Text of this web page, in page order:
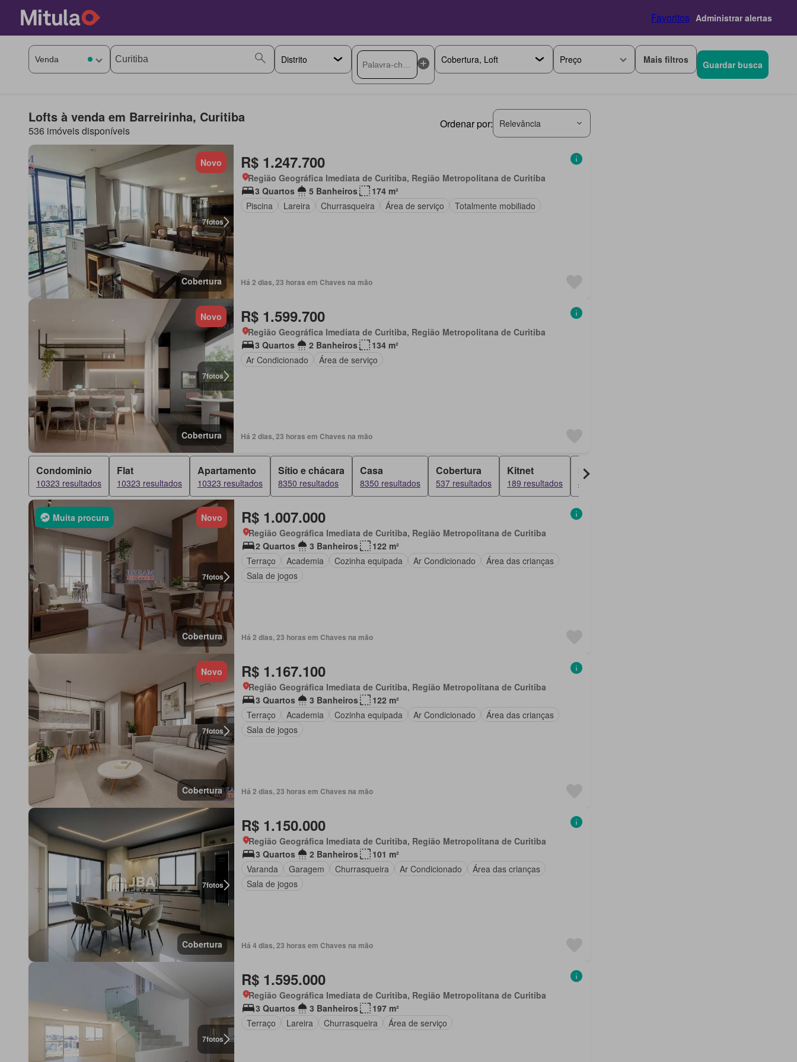
Favoritos Administrar alertas
Preço Mais filtros Guardar busca
Lofts à venda em Barreirinha, Curitiba
536 imóveis disponíveis
Ordenar por: Relevância
7fotos
Novo
Cobertura
R$ 1.247.700
Região Geográfica Imediata de Curitiba, Região Metropolitana de Curitiba
3 Quartos
5 Banheiros
174 m²
Piscina
Lareira Churrasqueira Área de serviço Totalmente mobiliado
Há 2 dias, 23 horas em Chaves na mão
7fotos
Novo
Cobertura
R$ 1.599.700
Região Geográfica Imediata de Curitiba, Região Metropolitana de Curitiba
3 Quartos
2 Banheiros
134 m²
Ar Condicionado
Área de serviço
Há 2 dias, 23 horas em Chaves na mão
Condominio
10323 resultados
Flat
10323 resultados
Apartamento
10323 resultados
Sítio e chácara
8350 resultados
Casa
8350 resultados
Cobertura
537 resultados
Kitnet
189 resultados
Sobrado
48 resultados
7fotos
Muita procura Novo
Cobertura
R$ 1.007.000
Região Geográfica Imediata de Curitiba, Região Metropolitana de Curitiba
2 Quartos
3 Banheiros
122 m²
Terraço
Academia Cozinha equipada Ar Condicionado
Área das crianças
Sala de jogos
Há 2 dias, 23 horas em Chaves na mão
7fotos
Novo
Cobertura
R$ 1.167.100
Região Geográfica Imediata de Curitiba, Região Metropolitana de Curitiba
3 Quartos
3 Banheiros
122 m²
Terraço
Academia Cozinha equipada Ar Condicionado
Área das crianças
Sala de jogos
Há 2 dias, 23 horas em Chaves na mão
7fotos
Cobertura
R$ 1.150.000
Região Geográfica Imediata de Curitiba, Região Metropolitana de Curitiba
3 Quartos
2 Banheiros
101 m²
Varanda
Garagem Churrasqueira Ar Condicionado
Área das crianças
Sala de jogos
Há 4 dias, 23 horas em Chaves na mão
7fotos
R$ 1.595.000
Região Geográfica Imediata de Curitiba, Região Metropolitana de Curitiba
3 Quartos
3 Banheiros
197 m²
Terraço
Lareira Churrasqueira Área de serviço